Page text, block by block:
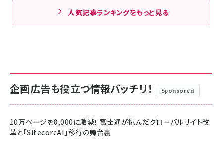
人気記事ランキングをもっと見る
企画広告も役立つ情報バッチリ！ Sponsored
10万ページを8,000に激減！ 富士通が挑んだグローバルサイト改
革と「SitecoreAI」移行の舞台裏